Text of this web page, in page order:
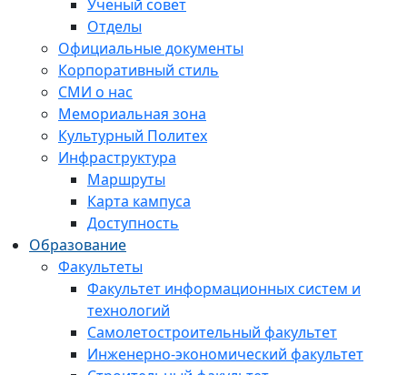
Ученый совет
Отделы
Официальные документы
Корпоративный стиль
СМИ о нас
Мемориальная зона
Культурный Политех
Инфраструктура
Маршруты
Карта кампуса
Доступность
Образование
Факультеты
Факультет информационных систем и
технологий
Самолетостроительный факультет
Инженерно-экономический факультет